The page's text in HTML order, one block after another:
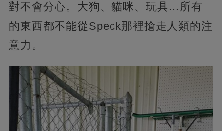
對不會分心。大狗、貓咪、玩具…所有
的東西都不能從Speck那裡搶走人類的注
意力。